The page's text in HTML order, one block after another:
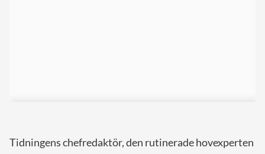
Tidningens chefredaktör, den rutinerade hovexperten